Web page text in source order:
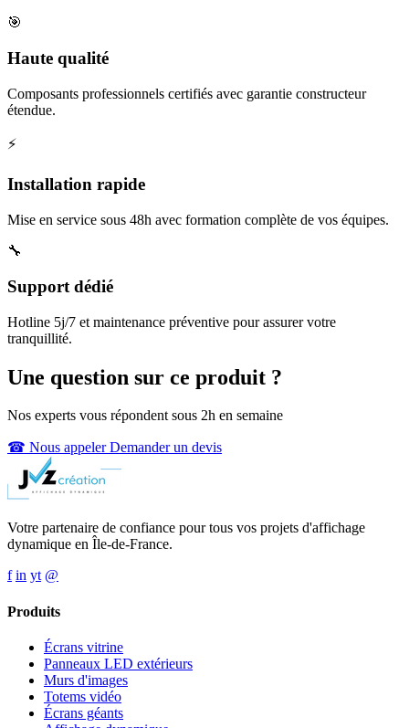
🎯
Haute qualité
Composants professionnels certifiés avec garantie constructeur
étendue.
⚡
Installation rapide
Mise en service sous 48h avec formation complète de vos équipes.
🔧
Support dédié
Hotline 5j/7 et maintenance préventive pour assurer votre
tranquillité.
Une question sur ce produit ?
Nos experts vous répondent sous 2h en semaine
☎ Nous appelerDemander un devis
Votre partenaire de confiance pour tous vos projets d'affichage
dynamique en Île-de-France.
f in yt @
Produits
Écrans vitrine
Panneaux LED extérieurs
Murs d'images
Totems vidéo
Écrans géants